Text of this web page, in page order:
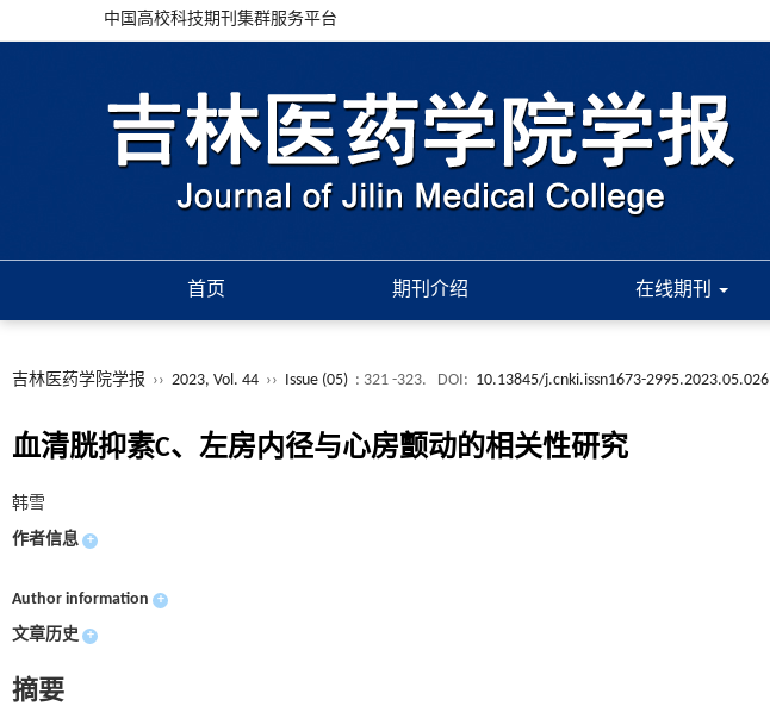
中国高校科技期刊集群服务平台
首页 期刊介绍 在线期刊
吉林医药学院学报 ›› 2023, Vol. 44 ›› Issue (05) : 321 -323. DOI: 10.13845/j.cnki.issn1673-2995.2023.05.026
血清胱抑素C、左房内径与心房颤动的相关性研究
韩雪
作者信息 +
Author information +
文章历史 +
摘要